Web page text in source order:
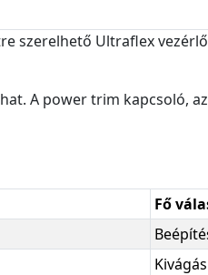
szerelhető Ultraflex
A power trim kapcsoló,
Fő